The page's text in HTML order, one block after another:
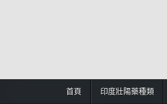
首頁 印度壯陽藥種類